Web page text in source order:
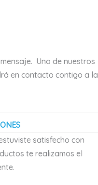
Uno de nuestros
en contacto contigo a la
satisfecho con
te realizamos el